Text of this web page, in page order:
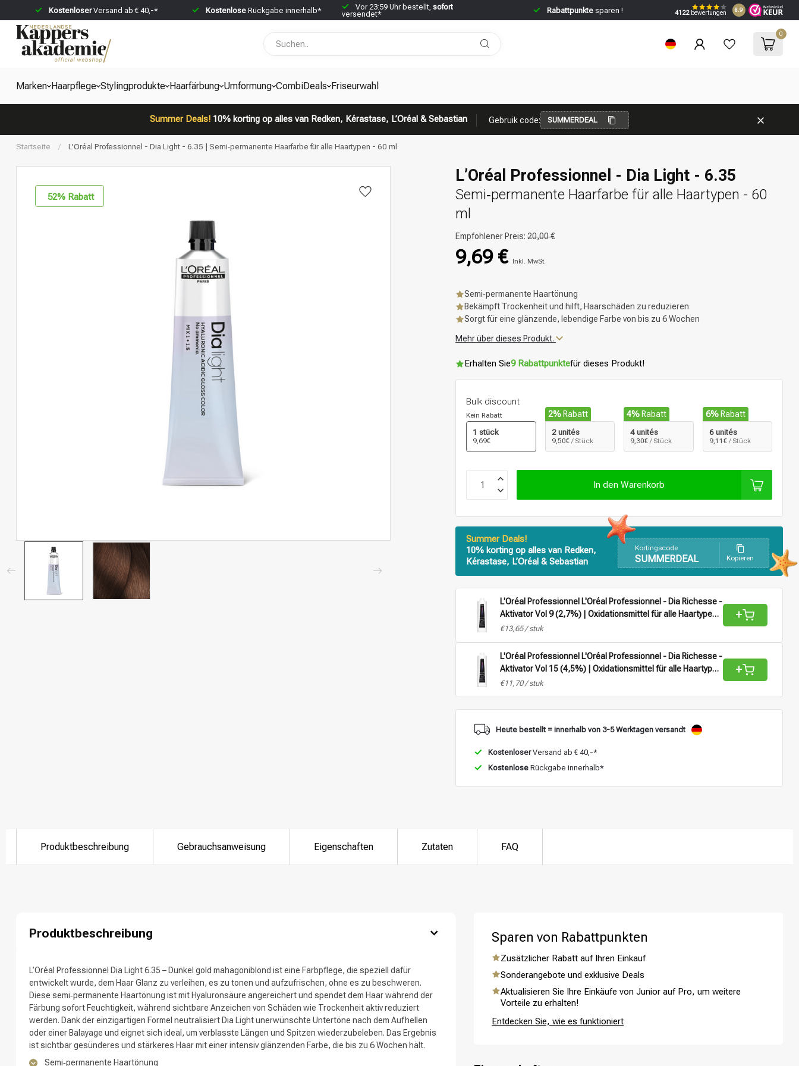
KostenloserVersand ab € 40,-* Kostenlose Rückgabe innerhalb* Vor 23:59 Uhr bestellt, sofort
versendet*
Rabattpunktesparen ! 4122bewertungen 8.9
0
Marken Haarpflege Stylingprodukte Haarfärbung Umformung CombiDeals Friseurwahl
Summer Deals!10% korting op alles van Redken, Kérastase, L’Oréal & Sebastian Gebruik code: SUMMERDEAL
Nach welcher Kategorie suchst du?
Marken Haarpflege Stylingprodukte
Startseite / L’Oréal Professionnel - Dia Light - 6.35 | Semi‑permanente Haarfarbe für alle Haartypen - 60 ml
52% Rabatt
L’Oréal Professionnel - Dia Light - 6.35
Semi‑permanente Haarfarbe für alle Haartypen - 60
ml
Empfohlener Preis:20,00 €
9,69 € Inkl. MwSt.
Semi‑permanente Haartönung
Bekämpft Trockenheit und hilft, Haarschäden zu reduzieren
Sorgt für eine glänzende, lebendige Farbe von bis zu 6 Wochen
Mehr über dieses Produkt.
Erhalten Sie9 Rabattpunktefür dieses Produkt!
Bulk discount
Kein Rabatt
1 stück
9,69€
2%Rabatt
2 unités
9,50€ / Stück
4% Rabatt
4 unités
9,30€ / Stück
6%Rabatt
6 unités
9,11€ / Stück
In den Warenkorb
Summer Deals!
10% korting op alles van Redken,
Kérastase, L’Oréal & Sebastian
Kortingscode
SUMMERDEAL Kopieren
L'Oréal Professionnel L'Oréal Professionnel - Dia Richesse -
Aktivator Vol 9 (2,7%) | Oxidationsmittel für alle Haartypen -
1L
€13,65 / stuk
+
L'Oréal Professionnel L'Oréal Professionnel - Dia Richesse -
Aktivator Vol 15 (4,5%) | Oxidationsmittel für alle Haartypen
- 1L
€11,70 / stuk
+
Heute bestellt = innerhalb von 3-5 Werktagen versandt
KostenloserVersand ab € 40,-*
Kostenlose Rückgabe innerhalb*
Produktbeschreibung Gebrauchsanweisung Eigenschaften Zutaten FAQ
Produktbeschreibung
L’Oréal Professionnel Dia Light 6.35 – Dunkel gold mahagoniblond ist eine Farbpflege, die speziell dafür
entwickelt wurde, dem Haar Glanz zu verleihen, es zu tonen und aufzufrischen, ohne es zu beschweren.
Diese semi‑permanente Haartönung ist mit Hyaluronsäure angereichert und spendet dem Haar während der
Färbung sofort Feuchtigkeit, während sichtbare Anzeichen von Schäden wie Trockenheit aktiv reduziert
werden. Dank der einzigartigen Formel neutralisiert Dia Light unerwünschte Untertöne nach dem Aufhellen
oder einer Balayage und eignet sich ideal, um verblasste Längen und Spitzen wiederzubeleben. Das Ergebnis
ist sichtbar gesünderes und stärkeres Haar mit einer intensiv glänzenden Farbe, die bis zu 6 Wochen hält.
Semi‑permanente Haartönung
Sparen von Rabattpunkten
Zusätzlicher Rabatt auf Ihren Einkauf
Sonderangebote und exklusive Deals
Aktualisieren Sie Ihre Einkäufe von Junior auf Pro, um weitere
Vorteile zu erhalten!
Entdecken Sie, wie es funktioniert